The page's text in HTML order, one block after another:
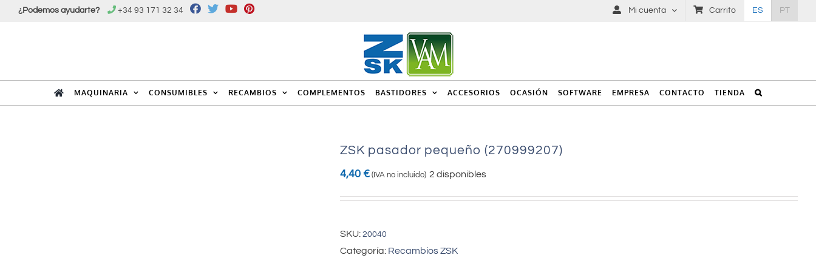
Saltar¿Podemos ayudarte? +34 93 171 32 34 Mi cuenta Carrito ES PT
MAQUINARIA CONSUMIBLES RECAMBIOS COMPLEMENTOS BASTIDORES ACCESORIOS OCASIÓN SOFTWARE EMPRESA CONTACTO TIENDA
ZSK pasador pequeño (270999207)
4,40 € (IVA no incluido) 2 disponibles
SKU: 20040
Categoría: Recambios ZSK